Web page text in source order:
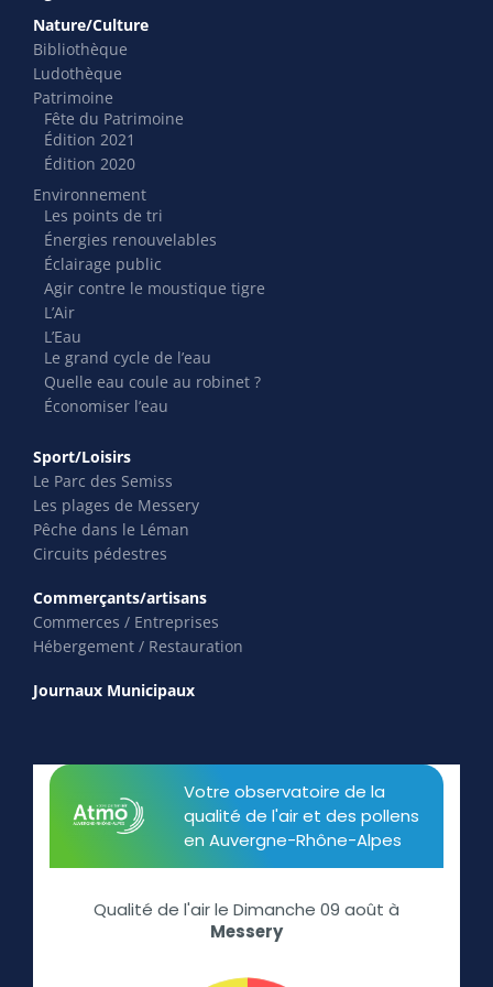
Nature/Culture
Bibliothèque
Ludothèque
Patrimoine
Fête du Patrimoine
Édition 2021
Édition 2020
Environnement
Les points de tri
Énergies renouvelables
Éclairage public
Agir contre le moustique tigre
L’Air
L’Eau
Le grand cycle de l’eau
Quelle eau coule au robinet ?
Économiser l’eau
Sport/Loisirs
Le Parc des Semiss
Les plages de Messery
Pêche dans le Léman
Circuits pédestres
Commerçants/artisans
Commerces / Entreprises
Hébergement / Restauration
Journaux Municipaux